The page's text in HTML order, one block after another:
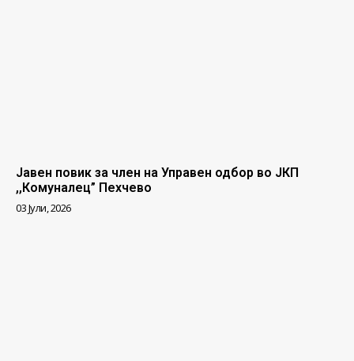
Јавен повик за член на Управен одбор во ЈКП
,,Комуналец” Пехчево
03 Јули, 2026